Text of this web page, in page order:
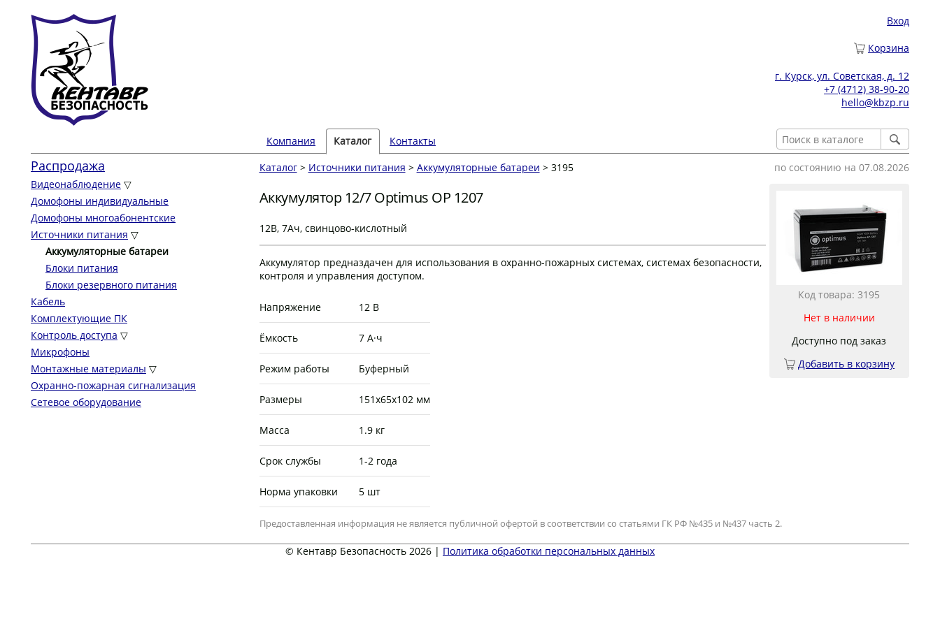
Вход
Корзина
г. Курск, ул. Советская, д. 12
+7 (4712) 38-90-20
hello@kbzp.ru
Компания Каталог Контакты
Распродажа
Видеонаблюдение ▽
Домофоны индивидуальные
Домофоны многоабонентские
Источники питания ▽
Аккумуляторные батареи
Блоки питания
Блоки резервного питания
Кабель
Комплектующие ПК
Контроль доступа ▽
Микрофоны
Монтажные материалы ▽
Охранно-пожарная сигнализация
Сетевое оборудование
по состоянию на 07.08.2026
Каталог> Источники питания > Аккумуляторные батареи > 3195
Код товара: 3195
Нет в наличии
Доступно под заказ
Добавить в корзину
Аккумулятор 12/7 Optimus OP 1207
12В, 7Ач, свинцово-кислотный
Аккумулятор предназдачен для использования в охранно-пожарных системах, системах безопасности,
контроля и управления доступом.
Напряжение 12 В
Ёмкость 7 А·ч
Режим работы Буферный
Размеры 151х65х102 мм
Масса 1.9 кг
Срок службы 1-2 года
Норма упаковки 5 шт
Предоставленная информация не является публичной офертой в соответствии со статьями ГК РФ №435 и №437 часть 2.
© Кентавр Безопасность 2026 | Политика обработки персональных данных